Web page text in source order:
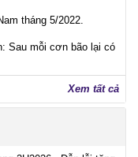
tháng 5/2022.
Sau mỗi cơn bão lại có
Xem tất cả